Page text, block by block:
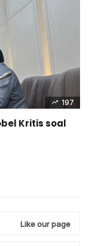
197
Kritis soal
Like our page